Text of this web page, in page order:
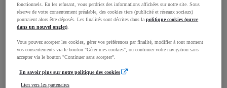
fonctionnels. En les refusant, vous perdriez des informations affichées sur notre site. Sous
réserve de votre consentement préalable, des cookies tiers (publicité et réseaux sociaux)
pourraient alors être déposés. Les finalités sont décrites dans lapolitique cookies (ouvre
dans un nouvel onglet)
Vous pouvez accepter les cookies, gérer vos préférences par finalité, modifier à tout moment
vos consentements via le bouton "Gérer mes cookies", ou continuer votre navigation sans
accepter via le bouton "Continuer sans accepter".
En savoir plus sur notre politique des cookies
Lien vers les partenaires